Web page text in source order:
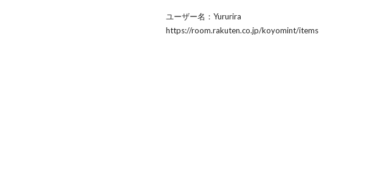
ユーザー名：Yururira
https://room.rakuten.co.jp/koyomint/items